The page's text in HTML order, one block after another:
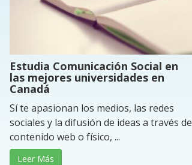
Estudia Comunicación Social en
las mejores universidades en
Canadá
Sí te apasionan los medios, las redes
sociales y la difusión de ideas a través de
contenido web o físico, ...
Leer Más